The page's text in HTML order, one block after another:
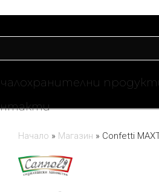
хранителни
Начало » Магазин » Confetti